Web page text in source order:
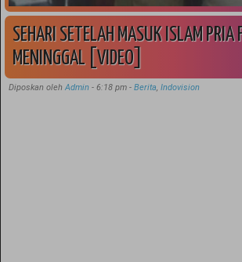
SEHARI SETELAH MASUK ISLAM PRIA
MENINGGAL [VIDEO]
Diposkan olehAdmin - 6:18 pm- Berita ,Indovision